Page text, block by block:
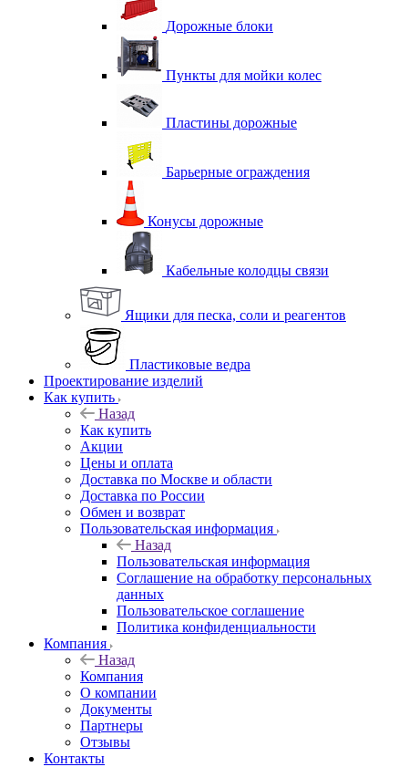
Дорожные блоки
Пункты для мойки колес
Пластины дорожные
Барьерные ограждения
Конусы дорожные
Кабельные колодцы связи
Ящики для песка, соли и реагентов
Пластиковые ведра
Проектирование изделий
Как купить
Назад
Как купить
Акции
Цены и оплата
Доставка по Москве и области
Доставка по России
Обмен и возврат
Пользовательская информация
Назад
Пользовательская информация
Соглашение на обработку персональных
данных
Пользовательское соглашение
Политика конфиденциальности
Компания
Назад
Компания
О компании
Документы
Партнеры
Отзывы
Контакты